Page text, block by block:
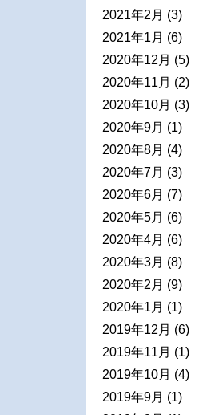
2021年2月 (3)
2021年1月 (6)
2020年12月 (5)
2020年11月 (2)
2020年10月 (3)
2020年9月 (1)
2020年8月 (4)
2020年7月 (3)
2020年6月 (7)
2020年5月 (6)
2020年4月 (6)
2020年3月 (8)
2020年2月 (9)
2020年1月 (1)
2019年12月 (6)
2019年11月 (1)
2019年10月 (4)
2019年9月 (1)